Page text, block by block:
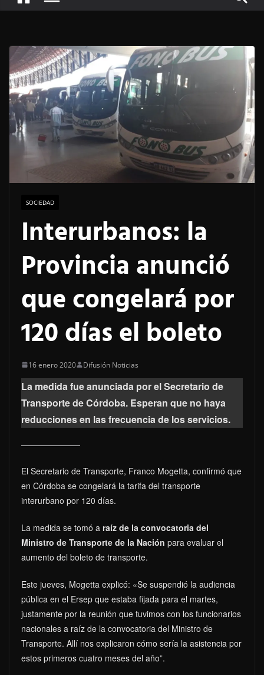
SOCIEDAD
Interurbanos: la
Provincia anunció
que congelará por
120 días el boleto
16 enero 2020 Difusión Noticias
La medida fue anunciada por el Secretario de
Transporte de Córdoba. Esperan que no haya
reducciones en las frecuencia de los servicios.
El Secretario de Transporte, Franco Mogetta, confirmó que
en Córdoba se congelará la tarifa del transporte
interurbano por 120 días.
La medida se tomó a raíz de la convocatoria del
Ministro de Transporte de la Nación para evaluar el
aumento del boleto de transporte.
Este jueves, Mogetta explicó: «Se suspendió la audiencia
pública en el Ersep que estaba fijada para el martes,
justamente por la reunión que tuvimos con los funcionarios
nacionales a raíz de la convocatoria del Ministro de
Transporte. Allí nos explicaron cómo sería la asistencia por
estos primeros cuatro meses del año”.